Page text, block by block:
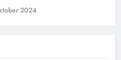
2024